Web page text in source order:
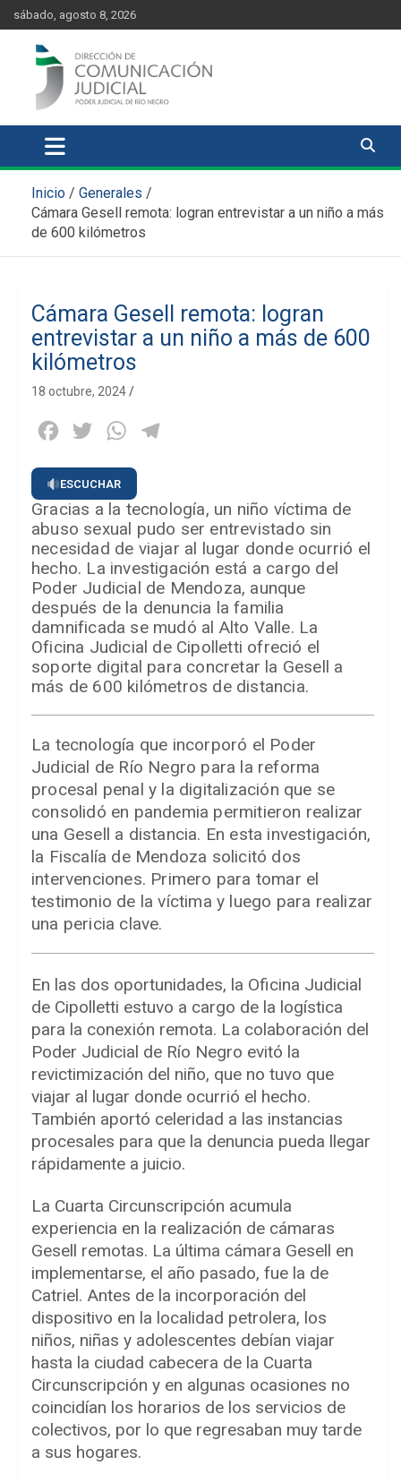
content
Skip
to
content
sábado, agosto 8, 2026
Comunicación Judicial
Inicio
Generales
Cámara Gesell remota: logran entrevistar a un niño a más
de 600 kilómetros
Cámara Gesell remota: logran
entrevistar a un niño a más de 600
kilómetros
18 octubre, 2024
Facebook
Twitter WhatsApp
ESCUCHAR
Gracias a la tecnología, un niño víctima de
abuso sexual pudo ser entrevistado sin
necesidad de viajar al lugar donde ocurrió el
hecho. La investigación está a cargo del
Poder Judicial de Mendoza, aunque
después de la denuncia la familia
damnificada se mudó al Alto Valle. La
Oficina Judicial de Cipolletti ofreció el
soporte digital para concretar la Gesell a
más de 600 kilómetros de distancia.
La tecnología que incorporó el Poder
Judicial de Río Negro para la reforma
procesal penal y la digitalización que se
consolidó en pandemia permitieron realizar
una Gesell a distancia. En esta investigación,
la Fiscalía de Mendoza solicitó dos
intervenciones. Primero para tomar el
testimonio de la víctima y luego para realizar
una pericia clave.
En las dos oportunidades, la Oficina Judicial
de Cipolletti estuvo a cargo de la logística
para la conexión remota. La colaboración del
Poder Judicial de Río Negro evitó la
revictimización del niño, que no tuvo que
viajar al lugar donde ocurrió el hecho.
También aportó celeridad a las instancias
procesales para que la denuncia pueda llegar
rápidamente a juicio.
La Cuarta Circunscripción acumula
experiencia en la realización de cámaras
Gesell remotas. La última cámara Gesell en
implementarse, el año pasado, fue la de
Catriel. Antes de la incorporación del
dispositivo en la localidad petrolera, los
niños, niñas y adolescentes debían viajar
hasta la ciudad cabecera de la Cuarta
Circunscripción y en algunas ocasiones no
coincidían los horarios de los servicios de
colectivos, por lo que regresaban muy tarde
a sus hogares.